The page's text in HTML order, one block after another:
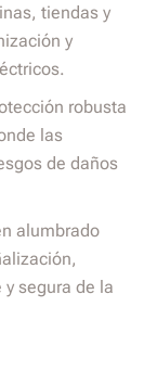
tiendas y
y
robusta
las
de daños
alumbrado
segura de la